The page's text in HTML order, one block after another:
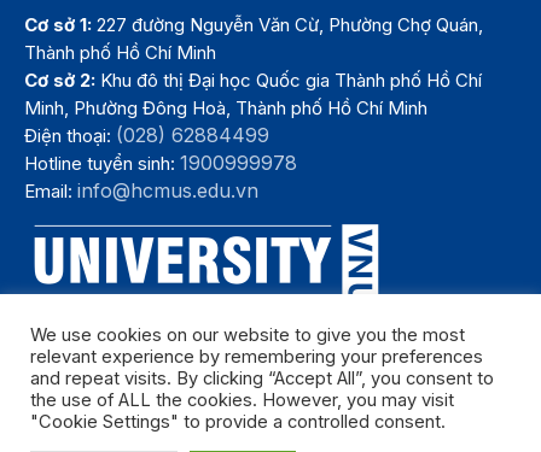
Cơ sở 1: 227 đường Nguyễn Văn Cừ, Phường Chợ Quán,
Thành phố Hồ Chí Minh
Cơ sở 2: Khu đô thị Đại học Quốc gia Thành phố Hồ Chí
Minh, Phường Đông Hoà, Thành phố Hồ Chí Minh
Điện thoại: (028) 62884499
Hotline tuyển sinh:1900999978
Email:info@hcmus.edu.vn
We use cookies on our website to give you the most
relevant experience by remembering your preferences
and repeat visits. By clicking “Accept All”, you consent to
the use of ALL the cookies. However, you may visit
"Cookie Settings" to provide a controlled consent.